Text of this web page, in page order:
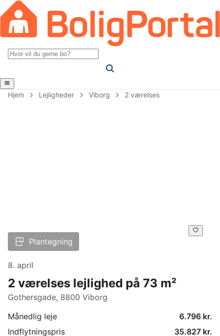
Hjem Lejligheder Viborg 2 værelses
Plantegning
8. april
2 værelses lejlighed på 73 m²
Gothersgade, 8800 Viborg
Månedlig leje
6.796 kr.
Indflytningspris
35.827 kr.